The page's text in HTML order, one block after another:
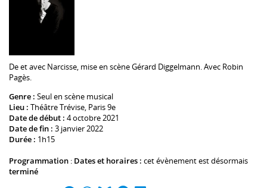
De et avec Narcisse , mise en scèneGérard Diggelmann . Avec Robin
Pagès
Genre : Seul en scène musical
Lieu : Théâtre Trévise, Paris 9e
Date de début : 4 octobre 2021
Date de fin : 3 janvier 2022
Durée : 1h15
Programmation : Dates et horaires : cet évènement est désormais
terminé